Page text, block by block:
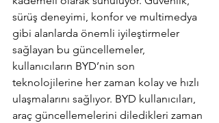
sürüş deneyimi, konfor ve multimedya
gibi alanlarda önemli iyileştirmeler
sağlayan bu güncellemeler,
kullanıcıların BYD’nin son
teknolojilerine her zaman kolay ve hızlı
ulaşmalarını sağlıyor. BYD kullanıcıları,
araç güncellemelerini diledikleri zaman